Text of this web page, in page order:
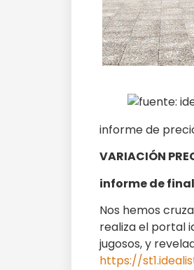
informe de
VARIACIÓN
informe de
Nos hemos
realiza el portal
jugosos, y
https://